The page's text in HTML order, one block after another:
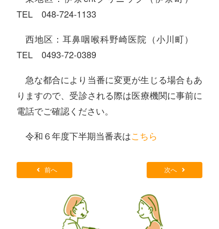
TEL
048-724-1133
西地区：耳鼻咽喉科野崎医院（小川町）
TEL
0493-72-0389
急な都合により当番に変更が生じる場合もあ
りますので、受診される際は医療機関に事前に
電話でご確認ください。
令和６年度下半期当番表はこちら
前へ 次へ